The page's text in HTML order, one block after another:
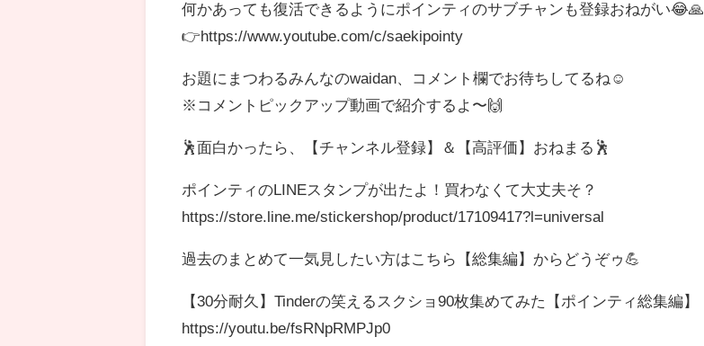
何かあっても復活できるようにポインティのサブチャンも登録おねがい😂🙏
👉https://www.youtube.com/c/saekipointy
お題にまつわるみんなのwaidan、コメント欄でお待ちしてるね☺️
※コメントピックアップ動画で紹介するよ〜🙌
🕺面白かったら、【チャンネル登録】＆【高評価】おねまる🕺
ポインティのLINEスタンプが出たよ！買わなくて大丈夫そ？
https://store.line.me/stickershop/product/17109417?l=universal
過去のまとめて一気見したい方はこちら【総集編】からどうぞゥ💪
【30分耐久】Tinderの笑えるスクショ90枚集めてみた【ポインティ総集編】
https://youtu.be/fsRNpRMPJp0